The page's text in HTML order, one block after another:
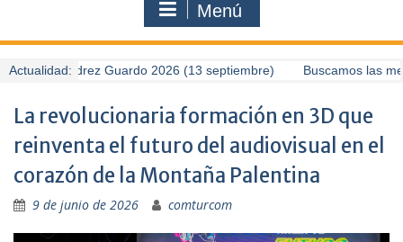
Menú
Actualidad:
de Ajedrez Guardo 2026 (13 septiembre) Buscamos las
La revolucionaria formación en 3D que
reinventa el futuro del audiovisual en el
corazón de la Montaña Palentina
9 de junio de 2026 comturcom